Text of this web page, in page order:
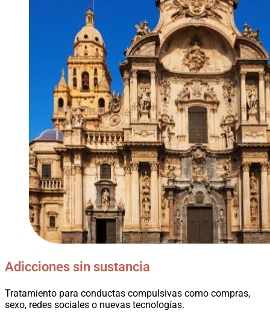
Adicciones sin sustancia
Tratamiento para conductas compulsivas como compras,
sexo, redes sociales o nuevas tecnologías.